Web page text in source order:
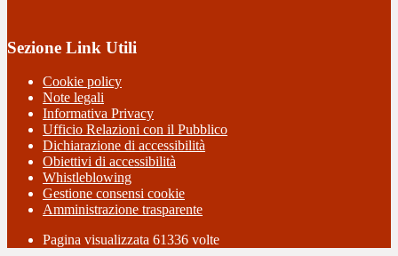
Sezione Link Utili
Cookie policy
Note legali
Informativa Privacy
Ufficio Relazioni con il Pubblico
Dichiarazione di accessibilità
Obiettivi di accessibilità
Whistleblowing
Gestione consensi cookie
Amministrazione trasparente
Pagina visualizzata 61336 volte